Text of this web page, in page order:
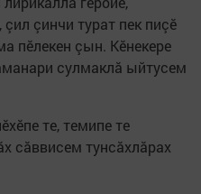
çинчи турат пек пиçӗ
пӗлекен çын. Кӗнекере
сулмаклă ыйтусем
те, темипе те
сăввисем тунсăхлăрах